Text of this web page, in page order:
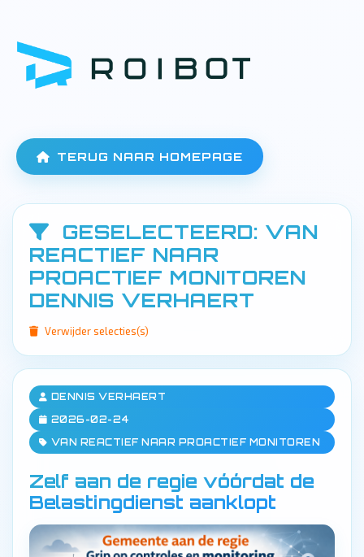
TERUG NAAR HOMEPAGE
GESELECTEERD: VAN
REACTIEF NAAR
PROACTIEF MONITOREN
DENNIS VERHAERT
Verwijder selecties(s)
DENNIS VERHAERT
2026-02-24
VAN REACTIEF NAAR PROACTIEF MONITOREN
Zelf aan de regie vóórdat de
Belastingdienst aanklopt